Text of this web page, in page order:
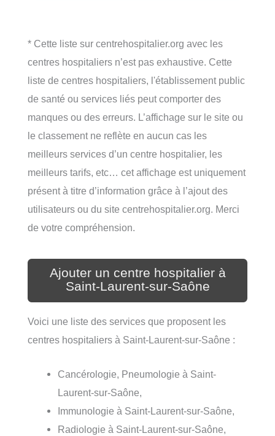
* Cette liste sur centrehospitalier.org avec les
centres hospitaliers n’est pas exhaustive. Cette
liste de centres hospitaliers, l'établissement public
de santé ou services liés peut comporter des
manques ou des erreurs. L’affichage sur le site ou
le classement ne reflète en aucun cas les
meilleurs services d’un centre hospitalier, les
meilleurs tarifs, etc… cet affichage est uniquement
présent à titre d’information grâce à l’ajout des
utilisateurs ou du site centrehospitalier.org. Merci
de votre compréhension.
Ajouter un centre hospitalier à
Saint-Laurent-sur-Saône
Voici une liste des services que proposent les
centres hospitaliers à Saint-Laurent-sur-Saône :
Cancérologie, Pneumologie à Saint-
Laurent-sur-Saône,
Immunologie à Saint-Laurent-sur-Saône,
Radiologie à Saint-Laurent-sur-Saône,